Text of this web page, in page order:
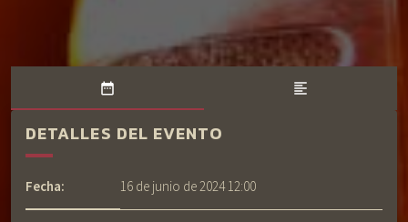
date_range format_align_left
DETALLES DEL EVENTO
Fecha: 16 de junio de 2024 12:00